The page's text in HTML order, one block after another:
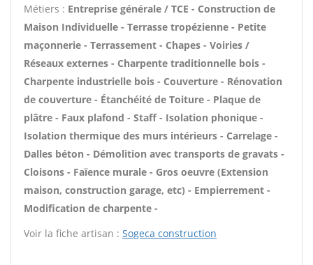
Métiers : Entreprise générale / TCE - Construction de
Maison Individuelle - Terrasse tropézienne - Petite
maçonnerie - Terrassement - Chapes - Voiries /
Réseaux externes - Charpente traditionnelle bois -
Charpente industrielle bois - Couverture - Rénovation
de couverture - Étanchéité de Toiture - Plaque de
plâtre - Faux plafond - Staff - Isolation phonique -
Isolation thermique des murs intérieurs - Carrelage -
Dalles béton - Démolition avec transports de gravats -
Cloisons - Faïence murale - Gros oeuvre (Extension
maison, construction garage, etc) - Empierrement -
Modification de charpente -
Voir la fiche artisan : Sogeca construction